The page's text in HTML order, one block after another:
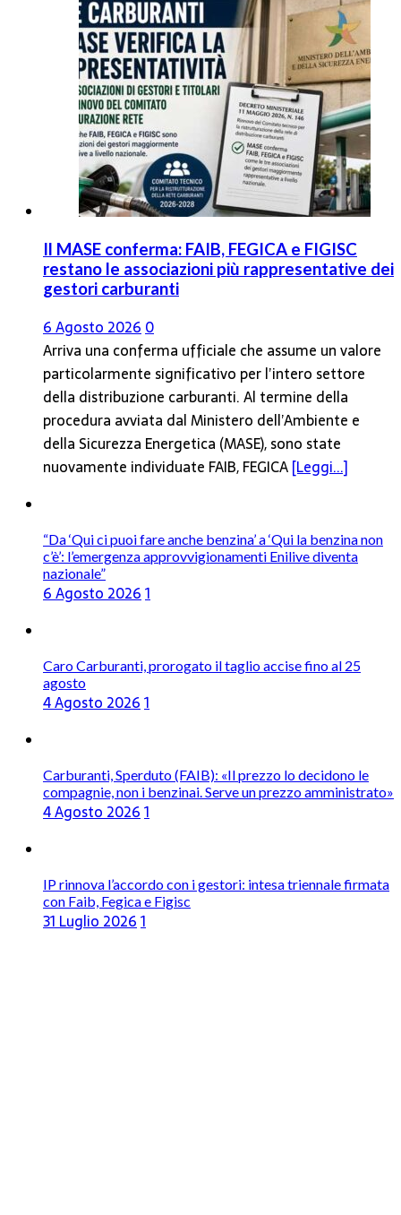
Il MASE conferma: FAIB, FEGICA e FIGISC
restano le associazioni più rappresentative dei
gestori carburanti
6 Agosto 2026 0
Arriva una conferma ufficiale che assume un valore
particolarmente significativo per l’intero settore
della distribuzione carburanti. Al termine della
procedura avviata dal Ministero dell’Ambiente e
della Sicurezza Energetica (MASE), sono state
nuovamente individuate FAIB, FEGICA[Leggi...]
“Da ‘Qui ci puoi fare anche benzina’ a ‘Qui la benzina non
c’è’: l’emergenza approvvigionamenti Enilive diventa
nazionale”
6 Agosto 20261
Caro Carburanti, prorogato il taglio accise fino al 25
agosto
4 Agosto 20261
Carburanti, Sperduto (FAIB): «Il prezzo lo decidono le
compagnie, non i benzinai. Serve un prezzo amministrato»
4 Agosto 20261
IP rinnova l’accordo con i gestori: intesa triennale firmata
con Faib, Fegica e Figisc
31 Luglio 20261